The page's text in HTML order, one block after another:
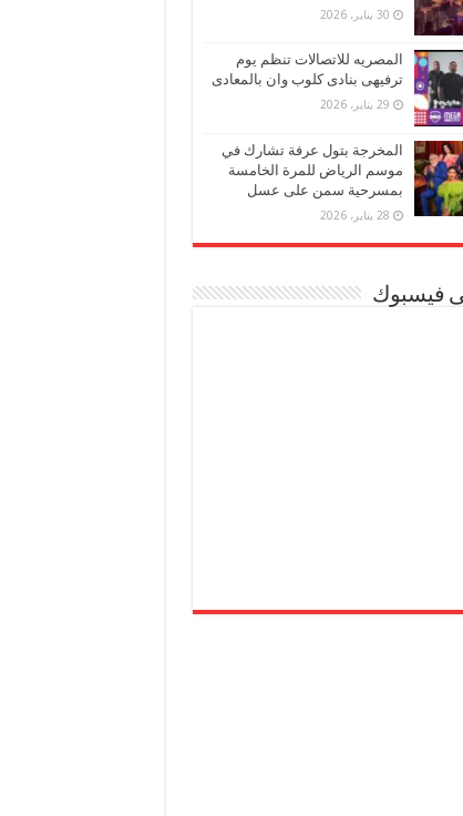
30 يناير، 2026
المصريه للاتصالات تنظم يوم
ترفيهى بنادى كلوب وان بالمعادى
29 يناير، 2026
المخرجة بتول عرفة تشارك في
موسم الرياض للمرة الخامسة
بمسرحية سمن على عسل
28 يناير، 2026
فيسبوك